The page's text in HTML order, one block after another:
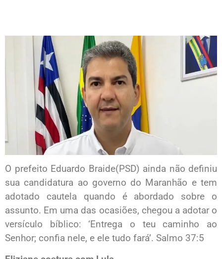
O prefeito Eduardo Braide(PSD) ainda não definiu
sua candidatura ao governo do Maranhão e tem
adotado cautela quando é abordado sobre o
assunto. Em uma das ocasiões, chegou a adotar o
versículo bíblico: ‘Entrega o teu caminho ao
Senhor; confia nele, e ele tudo fará’. Salmo 37:5